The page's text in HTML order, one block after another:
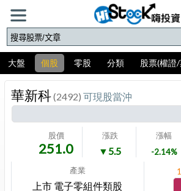
大盤 個股 零股 分類 股票(權證
華新科(2492) 可現股當沖
股價
251.0
漲跌
▼5.5
漲幅
-2.14%
產業
上市 電子零組件類股